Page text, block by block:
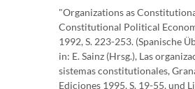
"Organizations as
Constitutional Political
1992, S. 223-253. (Spanische
in: E. Sainz (Hrsg.), Las
sistemas constitutionales,
Ediciones 1995, S. 19-55, und